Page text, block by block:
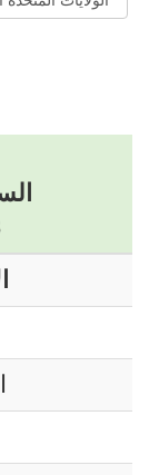
السبت 8